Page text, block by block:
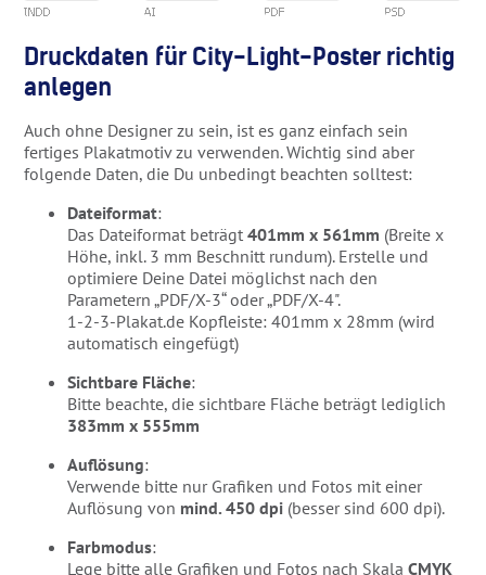
Druckdaten für City-Light-Poster richtig
anlegen
Auch ohne Designer zu sein, ist es ganz einfach sein
fertiges Plakatmotiv zu verwenden. Wichtig sind aber
folgende Daten, die Du unbedingt beachten solltest:
Dateiformat:
Das Dateiformat beträgt401mm x 561mm (Breite x
Höhe, inkl. 3 mm Beschnitt rundum). Erstelle und
optimiere Deine Datei möglichst nach den
Parametern „PDF/X-3“ oder „PDF/X-4".
1-2-3-Plakat.de Kopfleiste: 401mm x 28mm (wird
automatisch eingefügt)
Sichtbare Fläche:
Bitte beachte, die sichtbare Fläche beträgt lediglich
383mm x 555mm
Auflösung:
Verwende bitte nur Grafiken und Fotos mit einer
Auflösung von mind. 450 dpi (besser sind 600 dpi).
Farbmodus:
Lege bitte alle Grafiken und Fotos nach SkalaCMYK